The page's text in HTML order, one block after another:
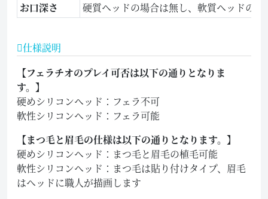
お口深さ
硬質ヘッドの場合は無し、軟質ヘッドの
仕様説明
【フェラチオのプレイ可否は以下の通りとなりま
す。】
硬めシリコンヘッド：フェラ不可
軟性シリコンヘッド：フェラ可能
【まつ毛と眉毛の仕様は以下の通りとなります。】
硬めシリコンヘッド：まつ毛と眉毛の植毛可能
軟性シリコンヘッド：まつ毛は貼り付けタイプ、眉毛
はヘッドに職人が描画します